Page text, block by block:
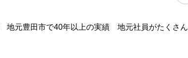
地元豊田市で40年以上の実績 地元社員がたくさん